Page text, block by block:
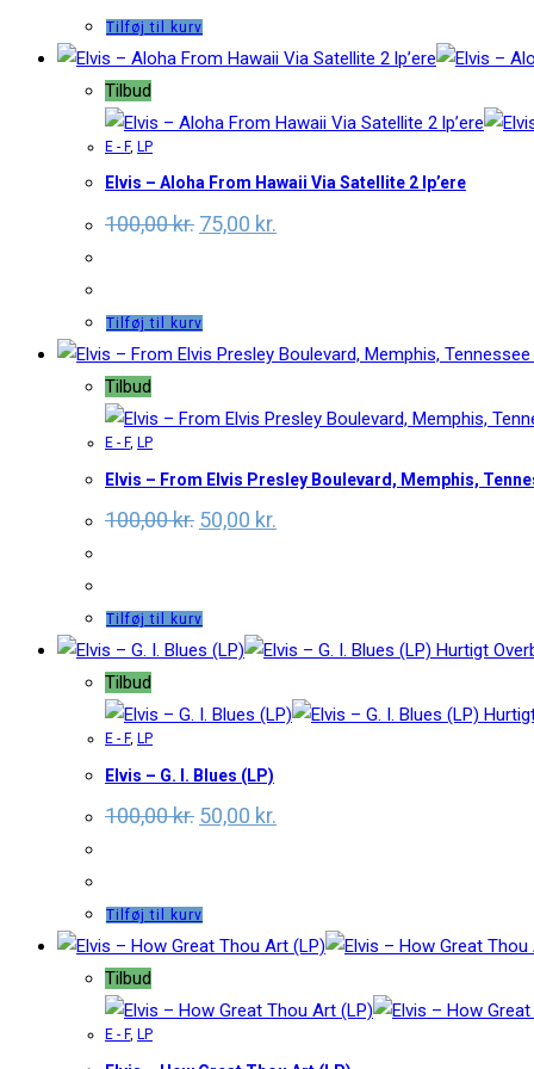
Tilføj til kurv
Tilbud
E - F, LP
Elvis – Aloha From Hawaii Via Satellite 2 lp’ere
100,00kr. Original
price
75,00 kr.
price
Tilføj til kurv
Tilbud
E - F, LP
Elvis – From Elvis Presley Boulevard, Memphis,
100,00kr. Original
price
50,00 kr.
price
Tilføj til kurv
Hurtigt
Tilbud
E - F, LP
Elvis – G. I. Blues (LP)
100,00kr. Original
price
50,00 kr.
price
Tilføj til kurv
Tilbud
E - F, LP